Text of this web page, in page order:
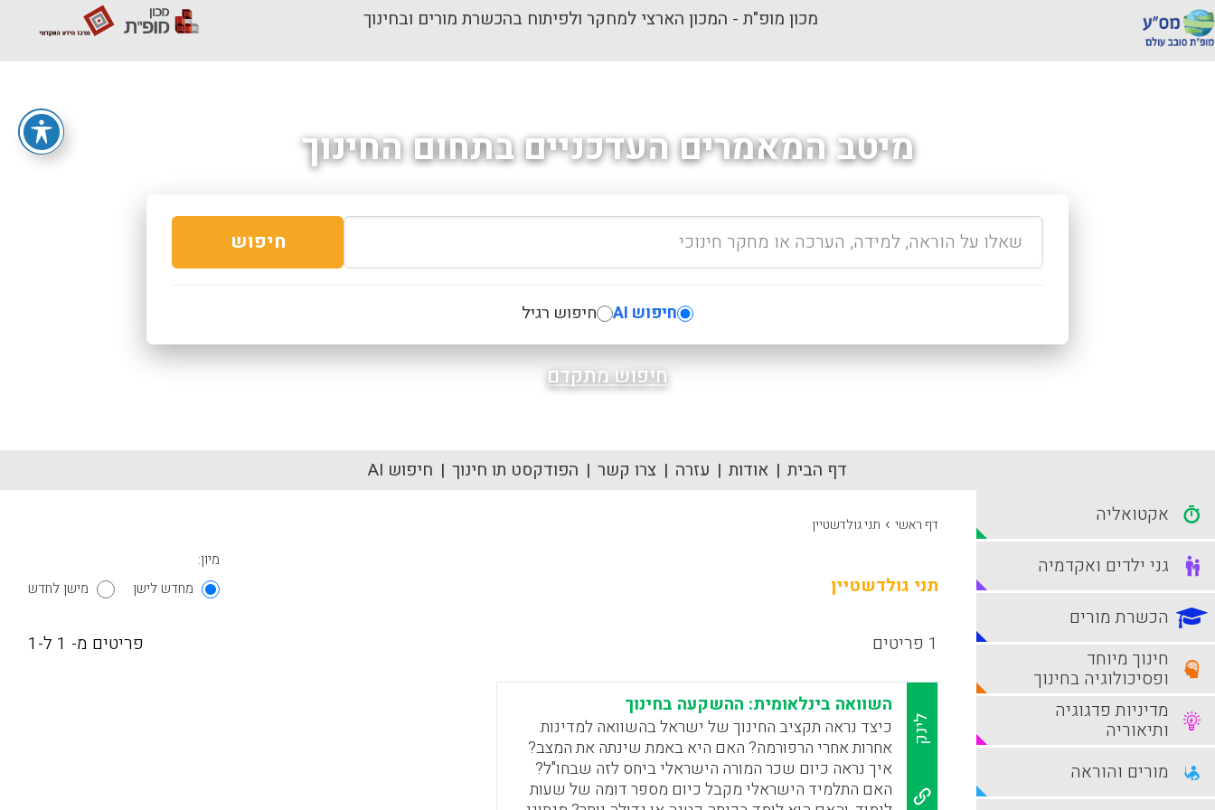
מכון מופ"ת - המכון הארצי למחקר ולפיתוח בהכשרת מורים ובחינוך
מיטב המאמרים העדכניים בתחום החינוך
חיפוש
חיפוש AI חיפוש רגיל
חיפוש מתקדם
דף הבית אודות עזרה צרו קשר הפודקסט תו חינוך חיפוש AI
דף ראשי › תני גולדשטיין
תני גולדשטיין
מיון:
מחדש לישן
מישן לחדש
1 פריטים פריטים מ- 1 ל-1
לינק
השוואה בינלאומית: ההשקעה בחינוך
כיצד נראה תקציב החינוך של ישראל בהשוואה למדינות
אחרות אחרי הרפורמה? האם היא באמת שינתה את המצב?
איך נראה כיום שכר המורה הישראלי ביחס לזה שבחו"ל?
האם התלמיד הישראלי מקבל כיום מספר דומה של שעות
אקטואליה
גני ילדים ואקדמיה
הכשרת מורים
חינוך מיוחד
ופסיכולוגיה בחינוך
מדיניות פדגוגיה
ותיאוריה
מורים והוראה